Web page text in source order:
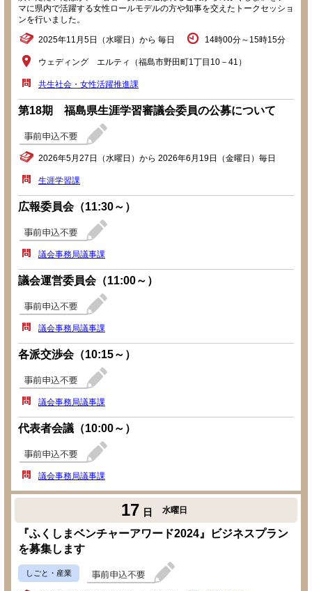
マに県内で活躍する女性ロールモデルの方や知事を交えたトークセッショ
ンを行いました。
2025年11月5日（水曜日）から 毎日 14時00分～15時15分
ウェディング エルティ（福島市野田町1丁目10－41）
共生社会・女性活躍推進課
第18期 福島県生涯学習審議会委員の公募について
2026年5月27日（水曜日）から 2026年6月19日（金曜日）毎日
生涯学習課
広報委員会（11:30～）
議会事務局議事課
議会運営委員会（11:00～）
議会事務局議事課
各派交渉会（10:15～）
議会事務局議事課
代表者会議（10:00～）
議会事務局議事課
17 日 水曜日
『ふくしまベンチャーアワード2024』ビジネスプラン
を募集します
しごと・産業